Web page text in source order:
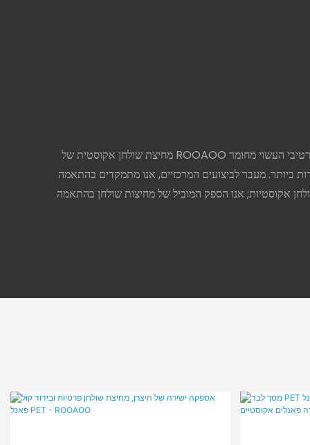
מחיצת שולחן אקוסטית של ROOAOO היא פאנל משולב פונקציונלי ודקורטיבי העשוי מחומר PET ידידותי לסביבה. היא סופגת רעשים ביעילות, ומשפרת את הסביבה האקוסטית סביב תחנות עבודה.
ביותר. מעבר לביצועים המרכזיים, אנו מתמקדים בהתאמה
אקוסטיות; אנו הספק המוביל של מחיצות שולחן בהתאמה